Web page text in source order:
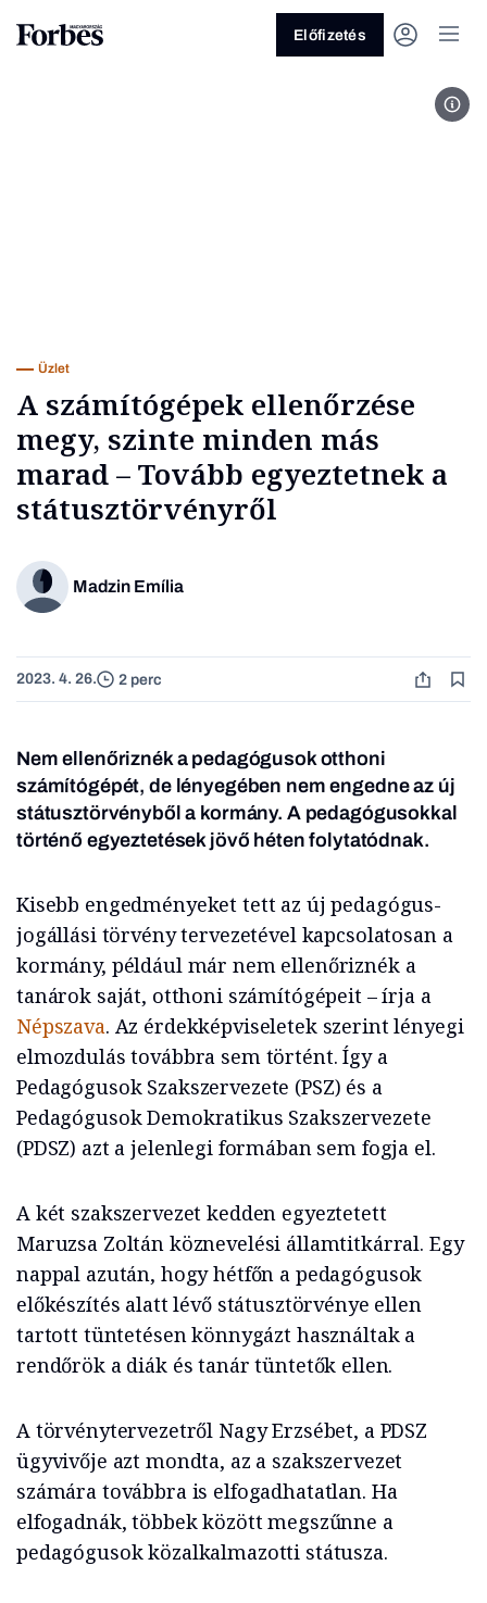
Előfizetés
Üzlet
A számítógépek ellenőrzése
megy, szinte minden más
marad – Tovább egyeztetnek a
státusztörvényről
Madzin Emília
2023. 4. 26. 2 perc
Nem ellenőriznék a pedagógusok otthoni
számítógépét, de lényegében nem engedne az új
státusztörvényből a kormány. A pedagógusokkal
történő egyeztetések jövő héten folytatódnak.
Kisebb en­gedményeket tett az új pedagógus-
jogállási törvény tervezetével kapcsolatosan a
kormány, például már nem ellenőriznék a
tanárok saját, otthoni számítógépeit – írja a
Népszava. Az érdekképviseletek szerint lényegi
elmozdulás továbbra sem történt. Így a
Pedagógusok Szakszervezete (PSZ) és a
Pedagógusok Demokratikus Szakszervezete
(PDSZ) azt a jelenlegi formában sem fogja el.
A két szakszervezet kedden egyeztetett
Maruzsa Zoltán köznevelési államtitkárral. Egy
nappal azután, hogy hétfőn a pedagógusok
előkészítés alatt lévő státusztörvénye ellen
tartott tüntetésen könnygázt használtak a
rendőrök a diák és tanár tüntetők ellen.
A törvénytervezetről Nagy Erzsébet, a PDSZ
ügyvivője azt mondta, az a szakszervezet
számára továbbra is elfogadhatatlan. Ha
elfogadnák, többek között megszűnne a
pedagógusok közalkalmazotti státusza.